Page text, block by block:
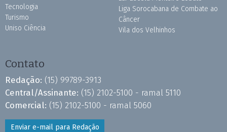
Tecnologia
Turismo
Uniso Ciência
Liga Sorocabana de Combate ao
Câncer
Vila dos Velhinhos
Contato
Redação: (15) 99789-3913
Central/Assinante: (15) 2102-5100 - ramal 5110
Comercial: (15) 2102-5100 - ramal 5060
Enviar e-mail para Redação